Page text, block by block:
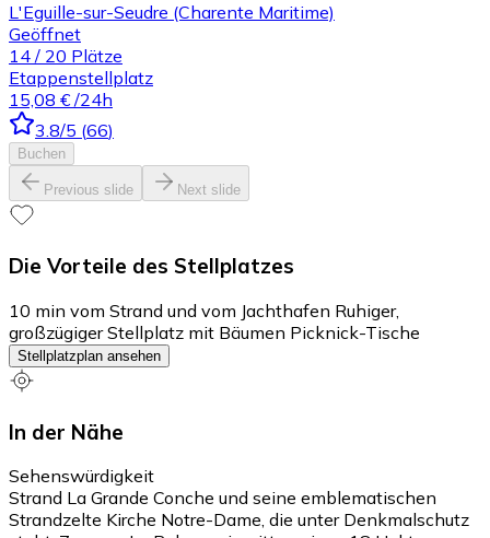
L'Eguille-sur-Seudre (Charente Maritime)
Geöffnet
14 / 20 Plätze
Etappenstellplatz
15,08 € /24h
3.8/5 (66)
Buchen
Previous slide Next slide
Die Vorteile des Stellplatzes
10 min vom Strand und vom Jachthafen Ruhiger,
großzügiger Stellplatz mit Bäumen Picknick-Tische
Stellplatzplan ansehen
In der Nähe
Sehenswürdigkeit
Strand La Grande Conche und seine emblematischen
Strandzelte Kirche Notre-Dame, die unter Denkmalschutz